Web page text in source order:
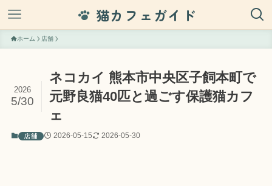
猫カフェガイド
ホーム 店舗
ネコカイ 熊本市中央区子飼本町で
元野良猫40匹と過ごす保護猫カフ
ェ
2026
5/30
店舗 2026-05-15 2026-05-30